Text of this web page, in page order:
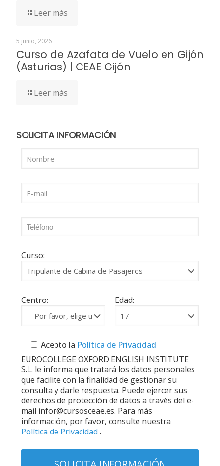
Leer más
5 junio, 2026
Curso de Azafata de Vuelo en Gijón
(Asturias) | CEAE Gijón
Leer más
SOLICITA INFORMACIÓN
Curso:
Centro: Edad:
Acepto la Política de Privacidad
EUROCOLLEGE OXFORD ENGLISH INSTITUTE
S.L. le informa que tratará los datos personales
que facilite con la finalidad de gestionar su
consulta y darle respuesta. Puede ejercer sus
derechos de protección de datos a través del e-
mail infor@cursosceae.es. Para más
información, por favor, consulte nuestra
Política de Privacidad .